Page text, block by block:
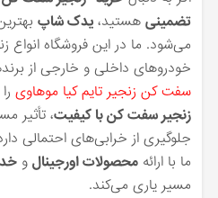
تضمینی هستید،یدک شاپ
می‌شود. ما در این فروشگاه
خودروهای داخلی و خارجی از
سفت کن زنجیر تایم کیا موهاوی
زنجیر سفت کن با کیفیت، تأثیر
جلوگیری از خرابی‌های احتمالی
ما با ارائهمحصولات اورجینال و
مسیر یاری می‌کند.